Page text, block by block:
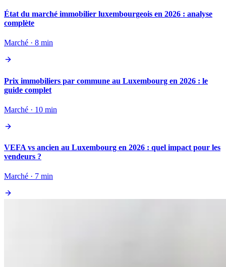
État du marché immobilier luxembourgeois en 2026 : analyse
complète
Marché · 8 min
Prix immobiliers par commune au Luxembourg en 2026 : le
guide complet
Marché · 10 min
VEFA vs ancien au Luxembourg en 2026 : quel impact pour les
vendeurs ?
Marché · 7 min